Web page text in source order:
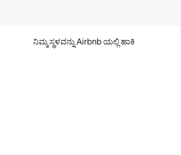
ನಿಮ್ಮ ಸ್ಥಳವನ್ನು Airbnb ಯಲ್ಲಿ ಹಾಕಿ